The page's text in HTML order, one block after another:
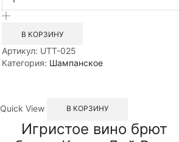
Игристое
экстра
белое
Фанагория
0,75л
В КОРЗИНУ
Артикул: UTT-025
Категория: Шампанское
Quick View В КОРЗИНУ
Игристое вино брют